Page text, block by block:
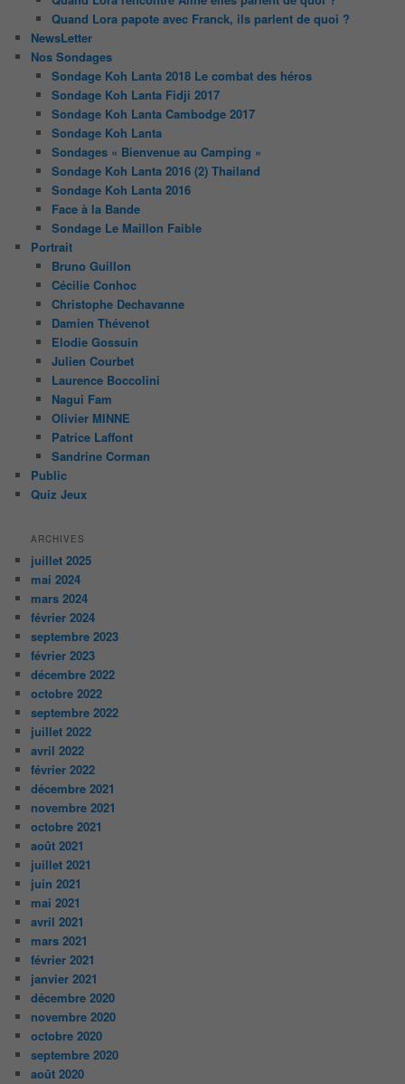
Quand Lora papote avec Franck, ils parlent de quoi ?
NewsLetter
Nos Sondages
Sondage Koh Lanta 2018 Le combat des héros
Sondage Koh Lanta Fidji 2017
Sondage Koh Lanta Cambodge 2017
Sondage Koh Lanta
Sondages « Bienvenue au Camping »
Sondage Koh Lanta 2016 (2) Thailand
Sondage Koh Lanta 2016
Face à la Bande
Sondage Le Maillon Faible
Portrait
Bruno Guillon
Cécilie Conhoc
Christophe Dechavanne
Damien Thévenot
Elodie Gossuin
Julien Courbet
Laurence Boccolini
Nagui Fam
Olivier MINNE
Patrice Laffont
Sandrine Corman
Public
Quiz Jeux
ARCHIVES
juillet 2025
mai 2024
mars 2024
février 2024
septembre 2023
février 2023
décembre 2022
octobre 2022
septembre 2022
juillet 2022
avril 2022
février 2022
décembre 2021
novembre 2021
octobre 2021
août 2021
juillet 2021
juin 2021
mai 2021
avril 2021
mars 2021
février 2021
janvier 2021
décembre 2020
novembre 2020
octobre 2020
septembre 2020
août 2020